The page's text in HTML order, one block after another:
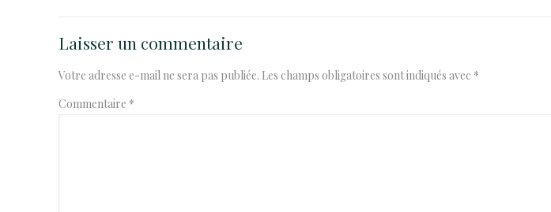
Laisser un commentaire
Votre adresse e-mail ne sera pas publiée. Les champs obligatoires sont indiqués avec *
Commentaire *